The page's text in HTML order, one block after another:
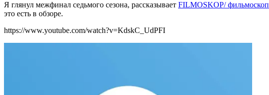
Я глянул межфинал седьмого сезона, рассказывает FILMOSKOP/ фильмоскоп
это есть в обзоре.
https://www.youtube.com/watch?v=KdskC_UdPFI